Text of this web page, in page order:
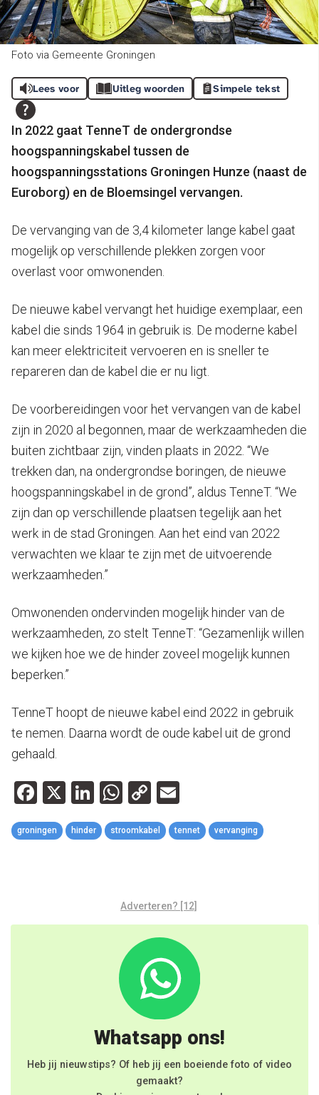
Foto via Gemeente Groningen
Lees voor Uitleg woorden Simpele tekst
In 2022 gaat TenneT de ondergrondse
hoogspanningskabel tussen de
hoogspanningsstations Groningen Hunze (naast de
Euroborg) en de Bloemsingel vervangen.
De vervanging van de 3,4 kilometer lange kabel gaat
mogelijk op verschillende plekken zorgen voor
overlast voor omwonenden.
De nieuwe kabel vervangt het huidige exemplaar, een
kabel die sinds 1964 in gebruik is. De moderne kabel
kan meer elektriciteit vervoeren en is sneller te
repareren dan de kabel die er nu ligt.
De voorbereidingen voor het vervangen van de kabel
zijn in 2020 al begonnen, maar de werkzaamheden die
buiten zichtbaar zijn, vinden plaats in 2022. “We
trekken dan, na ondergrondse boringen, de nieuwe
hoogspanningskabel in de grond”, aldus TenneT. “We
zijn dan op verschillende plaatsen tegelijk aan het
werk in de stad Groningen. Aan het eind van 2022
verwachten we klaar te zijn met de uitvoerende
werkzaamheden.”
Omwonenden ondervinden mogelijk hinder van de
werkzaamheden, zo stelt TenneT: “Gezamenlijk willen
we kijken hoe we de hinder zoveel mogelijk kunnen
beperken.”
TenneT hoopt de nieuwe kabel eind 2022 in gebruik
te nemen. Daarna wordt de oude kabel uit de grond
gehaald.
Facebook
X LinkedIn
WhatsApp
Copy
Link
groningen hinder stroomkabel tennet vervanging
Adverteren? [12]
Whatsapp ons!
Heb jij nieuwstips? Of heb jij een boeiende foto of video
gemaakt?